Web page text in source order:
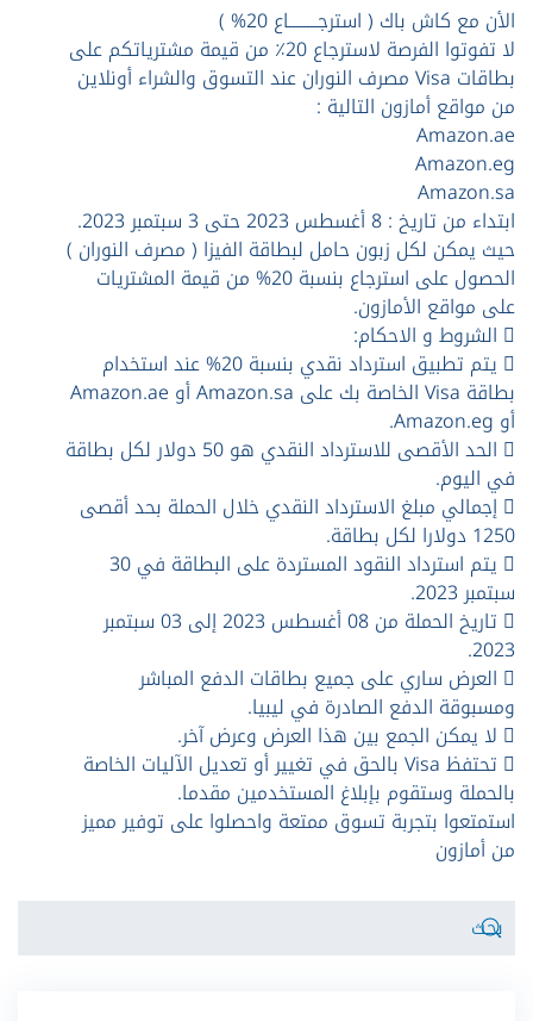
الأن مع كاش باك ( استرجــــــــاع 20% )
لا تفوتوا الفرصة لاسترجاع 20٪ من قيمة مشترياتكم على
بطاقات Visa مصرف النوران عند التسوق والشراء أونلاين
من مواقع أمازون التالية :
Amazon.ae
Amazon.eg
Amazon.sa
ابتداء من تاريخ : 8 أغسطس 2023 حتى 3 سبتمبر 2023.
حيث يمكن لكل زبون حامل لبطاقة الفيزا ( مصرف النوران )
الحصول على استرجاع بنسبة 20% من قيمة المشتريات
على مواقع الأمازون.
 الشروط و الاحكام:
 يتم تطبيق استرداد نقدي بنسبة 20% عند استخدام
بطاقة Visa الخاصة بك على Amazon.sa أو Amazon.ae
أو Amazon.eg.
 الحد الأقصى للاسترداد النقدي هو 50 دولار لكل بطاقة
في اليوم.
 إجمالي مبلغ الاسترداد النقدي خلال الحملة بحد أقصى
1250 دولارا لكل بطاقة.
 يتم استرداد النقود المستردة على البطاقة في 30
سبتمبر 2023.
 تاريخ الحملة من 08 أغسطس 2023 إلى 03 سبتمبر
2023.
 العرض ساري على جميع بطاقات الدفع المباشر
ومسبوقة الدفع الصادرة في ليبيا.
 لا يمكن الجمع بين هذا العرض وعرض آخر.
 تحتفظ Visa بالحق في تغيير أو تعديل الآليات الخاصة
بالحملة وستقوم بإبلاغ المستخدمين مقدما.
استمتعوا بتجربة تسوق ممتعة واحصلوا على توفير مميز
من أمازون